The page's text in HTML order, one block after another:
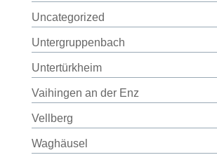
Uncategorized
Untergruppenbach
Untertürkheim
Vaihingen an der Enz
Vellberg
Waghäusel